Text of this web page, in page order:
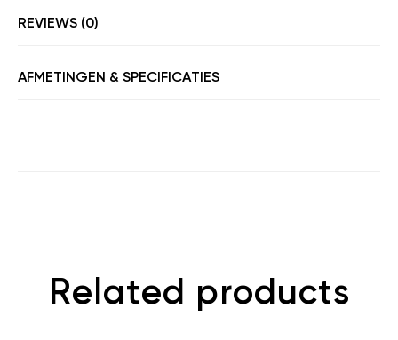
REVIEWS (0)
AFMETINGEN & SPECIFICATIES
Related products